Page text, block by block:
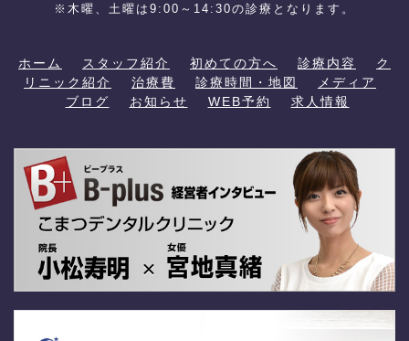
※木曜、土曜は9:00～14:30の診療となります。
ホーム スタッフ紹介 初めての方へ 診療内容
ク
リニック紹介
治療費 診療時間・地図
メディア
ブログ
お知らせ WEB予約 求人情報